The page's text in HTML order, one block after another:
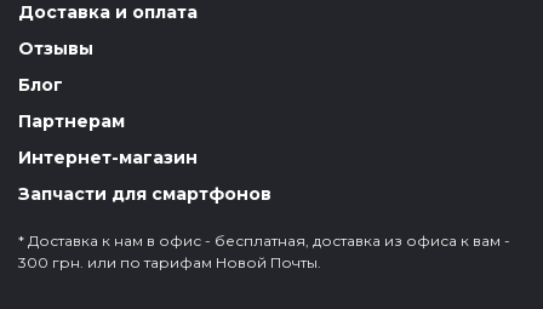
Доставка и оплата
Отзывы
Блог
Партнерам
Интернет-магазин
Запчасти для смартфонов
* Доставка к нам в офис - бесплатная, доставка из офиса к вам -
300 грн. или по тарифам Новой Почты.